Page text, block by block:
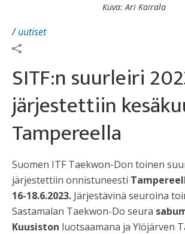
Kuva: Ari Kairala
/uutiset
SITF:n suurleiri
järjestettiin
Tampereella
Suomen ITF Taekwon-Don toinen
järjestettiin onnistuneesti
16-18.6.2023. Järjestävinä seuroina
Sastamalan Taekwon-Do seura
Kuusiston luotsaamana ja Ylöjärven